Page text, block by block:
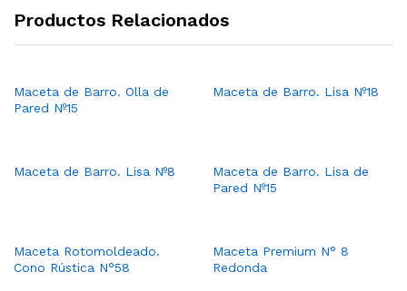
Productos Relacionados
Maceta de Barro. Olla de
Pared Nº15
Maceta de Barro. Lisa Nº18
Maceta de Barro. Lisa Nº8
Maceta de Barro. Lisa de
Pared Nº15
Maceta Rotomoldeado.
Cono Rústica N°58
Maceta Premium N° 8
Redonda